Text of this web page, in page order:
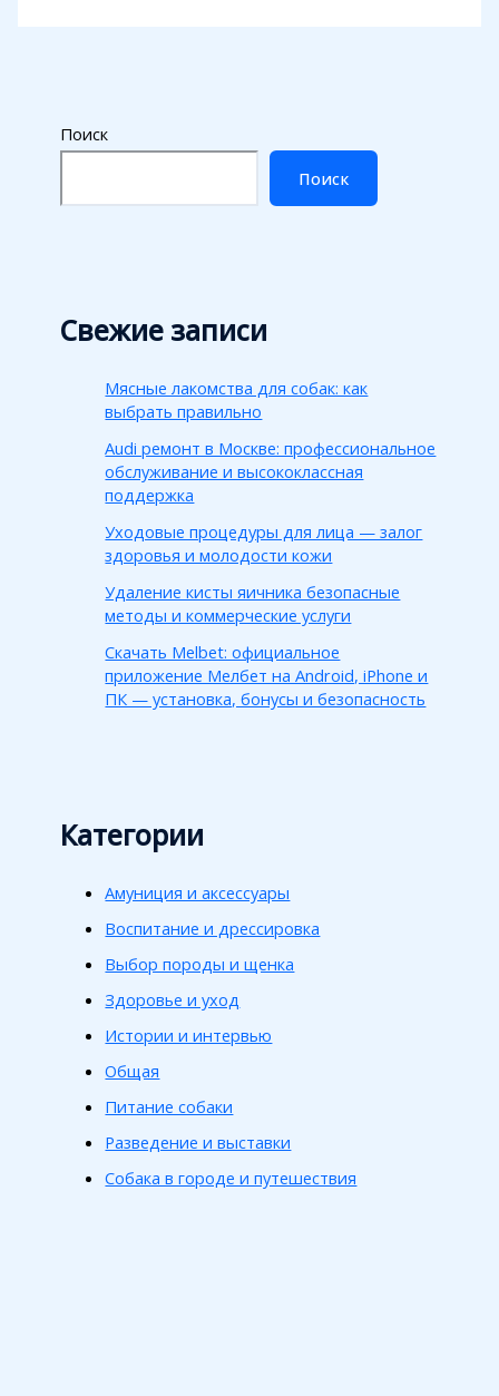
Поиск
Поиск
Свежие записи
Мясные лакомства для собак: как
выбрать правильно
Audi ремонт в Москве: профессиональное
обслуживание и высококлассная
поддержка
Уходовые процедуры для лица — залог
здоровья и молодости кожи
Удаление кисты яичника безопасные
методы и коммерческие услуги
Скачать Melbet: официальное
приложение Мелбет на Android, iPhone и
ПК — установка, бонусы и безопасность
Категории
Амуниция и аксессуары
Воспитание и дрессировка
Выбор породы и щенка
Здоровье и уход
Истории и интервью
Общая
Питание собаки
Разведение и выставки
Собака в городе и путешествия